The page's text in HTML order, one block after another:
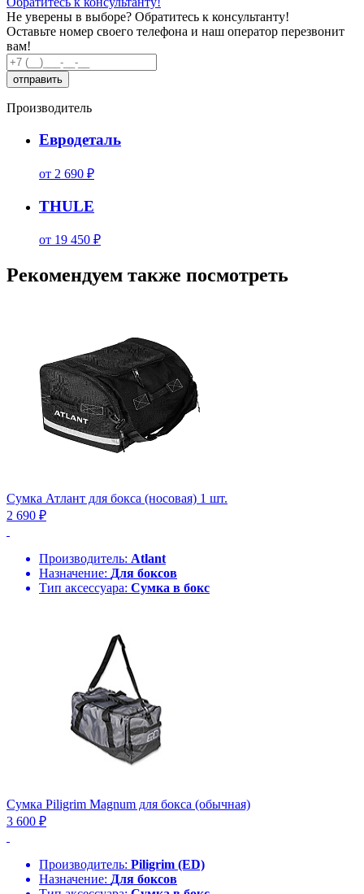
Не уверены в выборе? Обратитесь к консультанту!
Оставьте номер своего телефона и наш оператор перезвонит
вам!
Производитель
Евродеталь
от 2 690 ₽
THULE
от 19 450 ₽
Рекомендуем также посмотреть
Сумка Атлант для бокса (носовая) 1 шт.
2 690 ₽
Производитель: Atlant
Назначение: Для боксов
Тип аксессуара: Сумка в бокс
Сумка Piligrim Magnum для бокса (обычная)
3 600 ₽
Производитель: Piligrim (ED)
Назначение: Для боксов